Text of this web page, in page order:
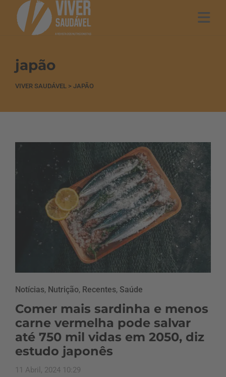
japão
VIVER SAUDÁVEL > JAPÃO
Notícias, Nutrição, Recentes, Saúde
Comer mais sardinha e menos
carne vermelha pode salvar
até 750 mil vidas em 2050, diz
estudo japonês
11 Abril, 2024 10:29